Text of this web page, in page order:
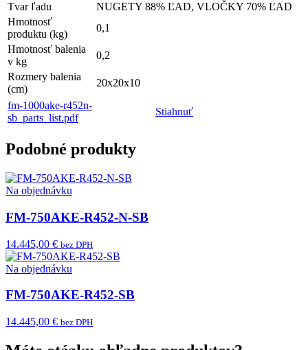
Tvar ľadu
NUGETY 88% ĽAD, VLOČKY 70% ĽAD
Hmotnosť
produktu (kg)
0,1
Hmotnosť balenia
v kg
0,2
Rozmery balenia
(cm)
20x20x10
fm-1000ake-r452n-
sb_parts_list.pdf
Stiahnuť
Podobné produkty
Na objednávku
FM-750AKE-R452-N-SB
14.445,00 € bez DPH
Na objednávku
FM-750AKE-R452-SB
14.445,00 € bez DPH